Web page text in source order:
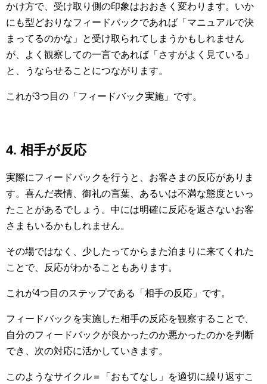
かけ方で、受け取り側の印象はおおきく変わります。いか
にも型どおりなフィードバックであれば「マニュアルで決
まってるのかな」と受け取られてしまうかもしれません
が、よく観察しての一言であれば「さすがよく見ている」
と、うならせることにつながります。
これが3つ目の「フィードバック実施」です。
4. 相手が反応
実際にフィードバックを行うと、お客さまの反応がありま
す。喜んだ表情、御礼の言葉、あるいは不満な態度といっ
たことがあるでしょう。中には明確に反応を返さないお客
さまもいるかもしれません。
その場ではなく、少したってからまた泊まりに来てくれた
ことで、反応がわかることもあります。
これが4つ目のステップである「相手の反応」です。
フィードバックを実施した相手の反応を観察することで、
自分のフィードバックが良かったのか悪かったのかを判断
でき、次の対応に活かしていきます。
このようなサイクル＝「おもてなし」を適切に繰り返すこ